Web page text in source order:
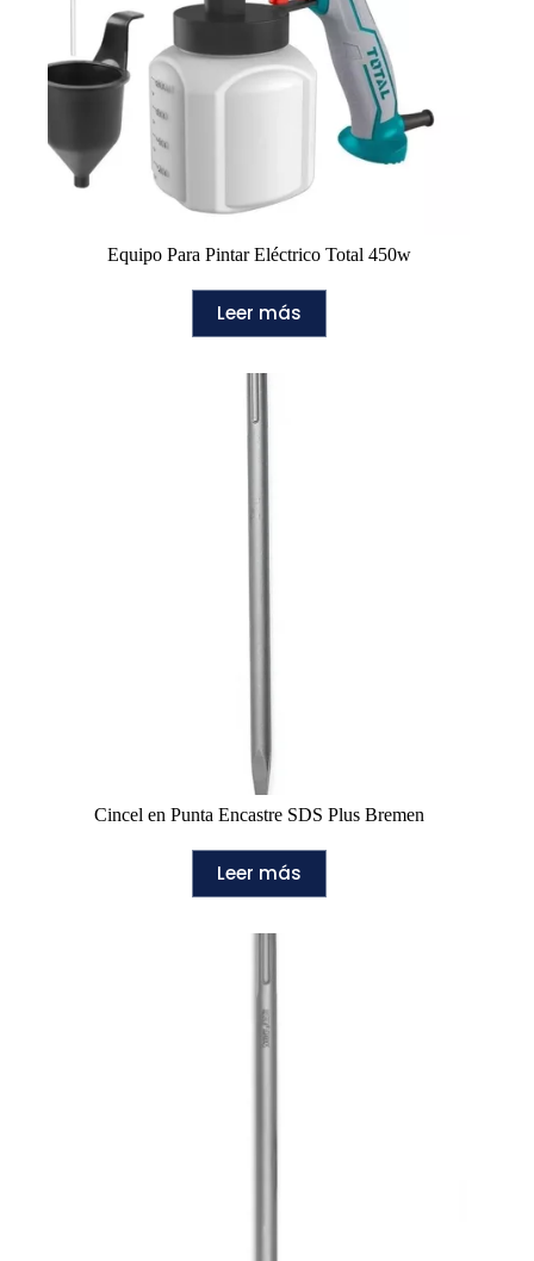
Equipo Para Pintar Eléctrico Total 450w
Leer más
Cincel en Punta Encastre SDS Plus Bremen
Leer más